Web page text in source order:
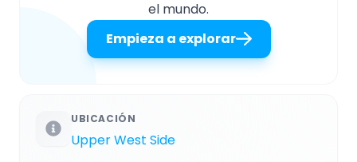
el mundo.
Empieza a explorar
UBICACIÓN
Upper West Side